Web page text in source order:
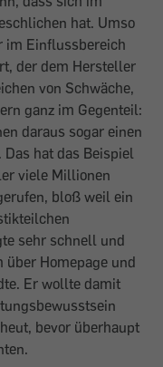
hat. Umso
im Einflussbereich
der dem Hersteller
von Schwäche,
ganz im Gegenteil:
daraus sogar einen
hat das Beispiel
viele Millionen
bloß weil ein
sehr schnell und
Homepage und
Er wollte damit
bevor überhaupt